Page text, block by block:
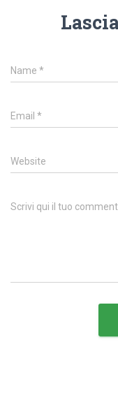
Name *
Email *
Website
Scrivi qui il tuo